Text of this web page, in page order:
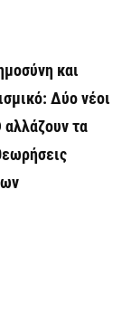
και
Δύο νέοι
τα